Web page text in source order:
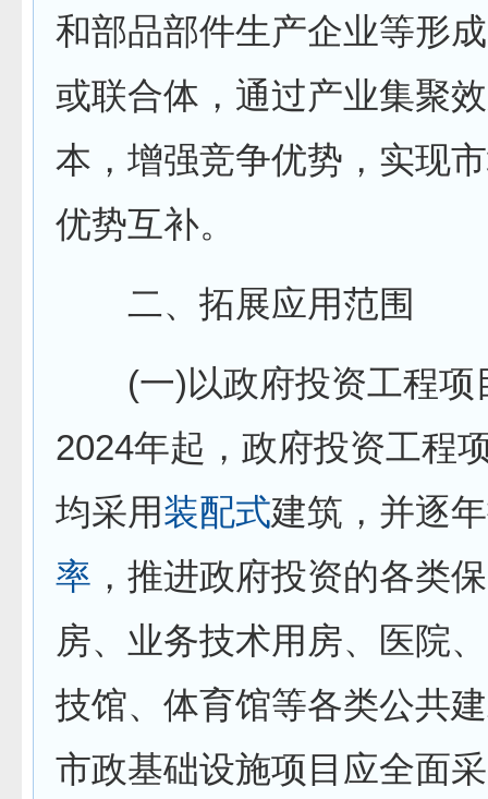
和部品部件生产企业等形
或联合体，通过产业集聚
本，增强竞争优势，实现
优势互补。
二、拓展应用范围
(一)以政府投资工程项
2024年起，政府投资工程
均采用装配式建筑，并逐
率 ，推进政府投资的各类
房、业务技术用房、医院
技馆、体育馆等各类公共
市政基础设施项目应全面